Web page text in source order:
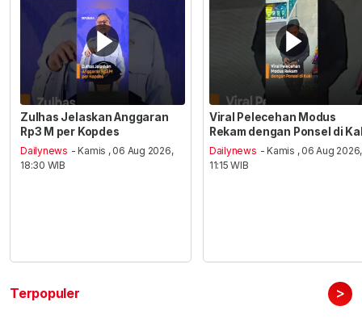
Zulhas Jelaskan Anggaran
Rp3 M per Kopdes
Dailynews - Kamis , 06 Aug 2026,
18:30 WIB
Viral Pelecehan Modus
Rekam dengan Ponsel di
Dailynews - Kamis , 06 Aug 2026,
11:15 WIB
Terpopuler >